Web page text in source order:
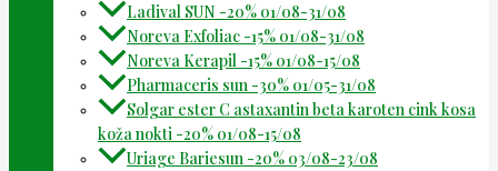
Ladival SUN -20% 01/08-31/08
Noreva Exfoliac -15% 01/08-31/08
Noreva Kerapil -15% 01/08-15/08
Pharmaceris sun -30% 01/05-31/08
Solgar ester C astaxantin beta karoten cink kosa
koža nokti -20% 01/08-15/08
Uriage Bariesun -20% 03/08-23/08